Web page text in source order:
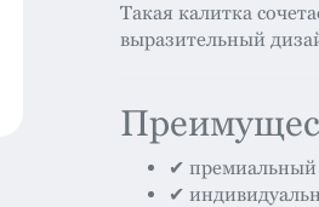
Такая калитка
выразительный
✔
✔